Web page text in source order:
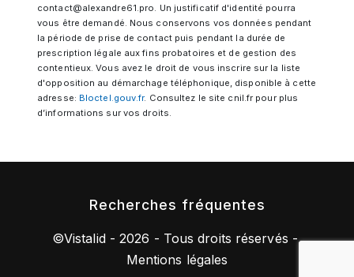
contact@alexandre61.pro. Un justificatif d'identité pourra
vous être demandé. Nous conservons vos données pendant
la période de prise de contact puis pendant la durée de
prescription légale aux fins probatoires et de gestion des
contentieux. Vous avez le droit de vous inscrire sur la liste
d'opposition au démarchage téléphonique, disponible à cette
adresse:
Bloctel.gouv.fr. Consultez le site cnil.fr pour plus
d’informations sur vos droits.
Recherches fréquentes
©Vistalid- 2026 - Tous droits réservés -
Mentions légales